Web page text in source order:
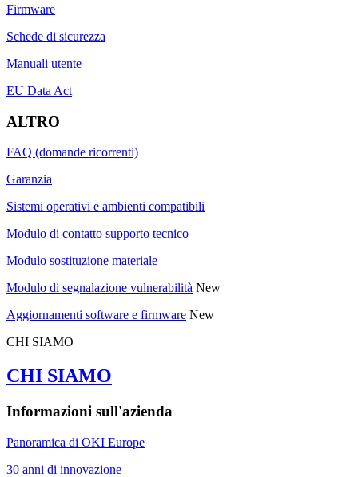
Firmware
Schede di sicurezza
Manuali utente
EU Data Act
ALTRO
FAQ (domande ricorrenti)
Garanzia
Sistemi operativi e ambienti compatibili
Modulo di contatto supporto tecnico
Modulo sostituzione materiale
Modulo di segnalazione vulnerabilità New
Aggiornamenti software e firmware New
CHI SIAMO
CHI SIAMO
Informazioni sull'azienda
Panoramica di OKI Europe
30 anni di innovazione